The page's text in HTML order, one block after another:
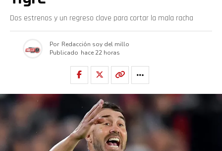
Dos estrenos y un regreso clave para cortar la mala racha
Por Redacción soy del millo
Publicado hace 22 horas